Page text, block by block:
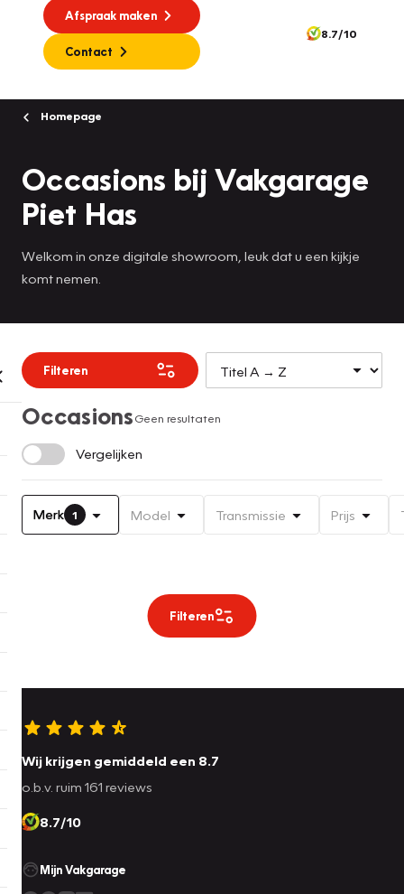
Afspraak maken
Contact
8.7/10
Homepage
Occasions bij Vakgarage
Piet Has
Welkom in onze digitale showroom, leuk dat u een kijkje
komt nemen.
Filteren
OccasionsGeen resultaten
Vergelijken
Merk 1 Model Transmissie Prijs
Filteren
Wij krijgen gemiddeld een 8.7
o.b.v. ruim 161 reviews
8.7/10
Mijn Vakgarage